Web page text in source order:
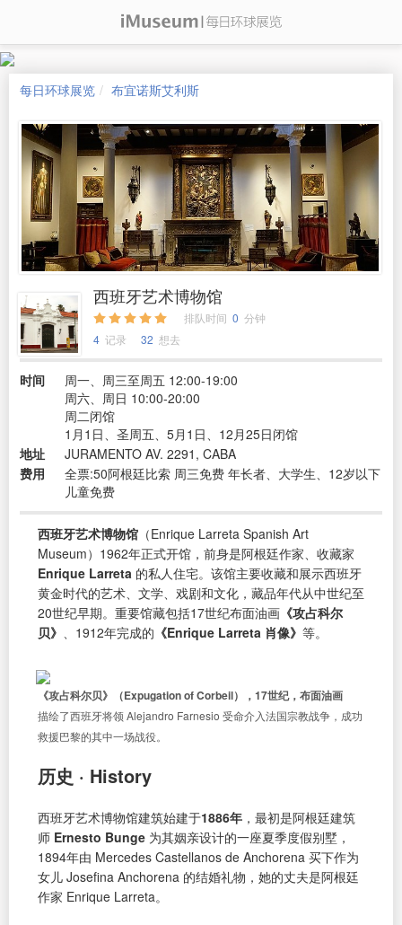
每日环球展览 布宜诺斯艾利斯
西班牙艺术博物馆
排队时间 0 分钟
4 记录 32 想去
时间
周一、周三至周五 12:00-19:00
周六、周日 10:00-20:00
周二闭馆
1月1日、圣周五、5月1日、12月25日闭馆
地址
JURAMENTO AV. 2291, CABA
费用
全票:50阿根廷比索 周三免费 年长者、大学生、12岁以下
儿童免费
西班牙艺术博物馆 （Enrique Larreta Spanish Art
Museum）1962年正式开馆，前身是阿根廷作家、收藏家
Enrique Larreta 的私人住宅。该馆主要收藏和展示西班牙
黄金时代的艺术、文学、戏剧和文化，藏品年代从中世纪至
20世纪早期。重要馆藏包括17世纪布面油画 《攻占科尔
贝》
、1912年完成的 《Enrique Larreta 肖像》 等。
《攻占科尔贝》（Expugation of Corbeil），17世纪，布面油画
描绘了西班牙将领 Alejandro Farnesio 受命介入法国宗教战争，成功
救援巴黎的其中一场战役。
历史 · History
西班牙艺术博物馆建筑始建于1886年 ，最初是阿根廷建筑
师 Ernesto Bunge 为其姻亲设计的一座夏季度假别墅，
1894年由 Mercedes Castellanos de Anchorena 买下作为
女儿 Josefina Anchorena 的结婚礼物，她的丈夫是阿根廷
作家 Enrique Larreta。